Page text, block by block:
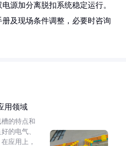
源加分离脱扣系统稳定运行。
及现场条件调整，必要时咨询
用领域
的特点和
的电气、
应用上，